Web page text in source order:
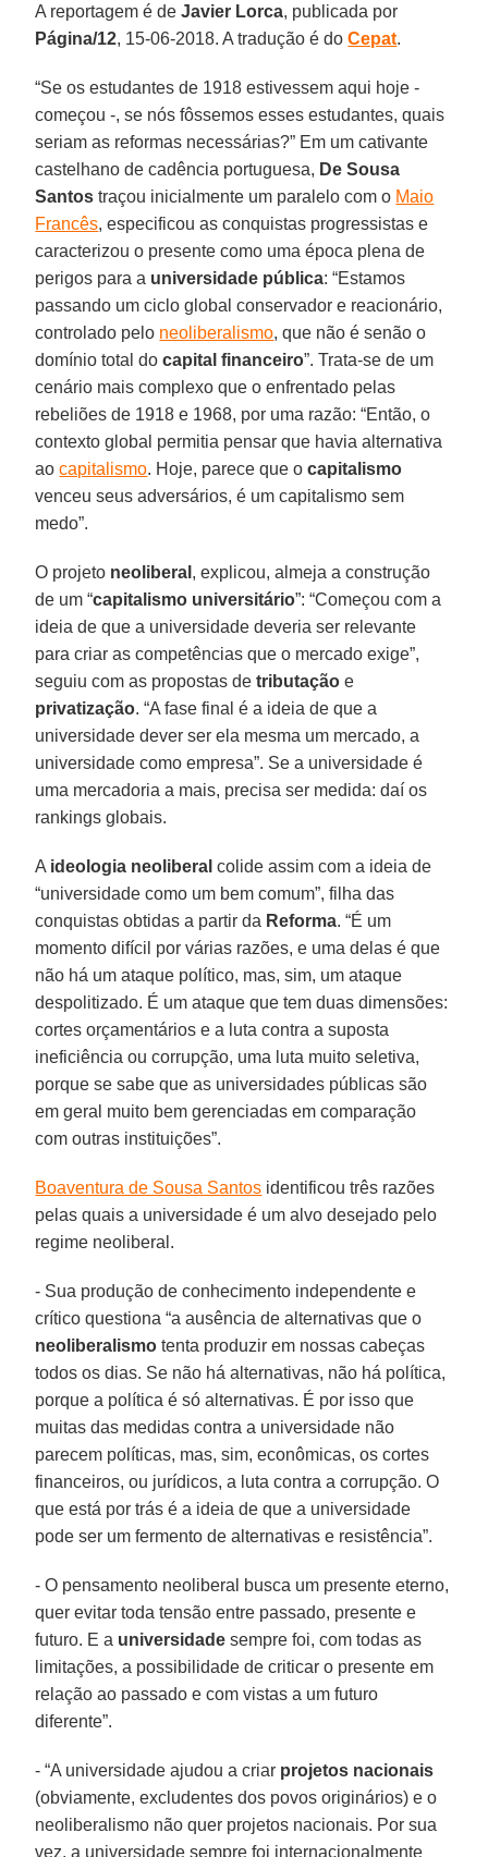
A reportagem é deJavier Lorca, publicada por
Página/12, 15-06-2018. A tradução é doCepat.
“Se os estudantes de 1918 estivessem aqui hoje -
começou -, se nós fôssemos esses estudantes, quais
seriam as reformas necessárias?” Em um cativante
castelhano de cadência portuguesa, De Sousa
Santos traçou inicialmente um paralelo com o Maio
Francês, especificou as conquistas progressistas e
caracterizou o presente como uma época plena de
perigos para a universidade pública: “Estamos
passando um ciclo global conservador e reacionário,
controlado pelo neoliberalismo, que não é senão o
domínio total docapital financeiro”. Trata-se de um
cenário mais complexo que o enfrentado pelas
rebeliões de 1918 e 1968, por uma razão: “Então, o
contexto global permitia pensar que havia alternativa
aocapitalismo. Hoje, parece que ocapitalismo
venceu seus adversários, é um capitalismo sem
medo”.
O projeto neoliberal , explicou, almeja a construção
de um “capitalismo universitário”: “Começou com a
ideia de que a universidade deveria ser relevante
para criar as competências que o mercado exige”,
seguiu com as propostas detributaçãoe
privatização. “A fase final é a ideia de que a
universidade dever ser ela mesma um mercado, a
universidade como empresa”. Se a universidade é
uma mercadoria a mais, precisa ser medida: daí os
rankings globais.
A ideologia neoliberal colide assim com a ideia de
“universidade como um bem comum”, filha das
conquistas obtidas a partir da Reforma. “É um
momento difícil por várias razões, e uma delas é que
não há um ataque político, mas, sim, um ataque
despolitizado. É um ataque que tem duas dimensões:
cortes orçamentários e a luta contra a suposta
ineficiência ou corrupção, uma luta muito seletiva,
porque se sabe que as universidades públicas são
em geral muito bem gerenciadas em comparação
com outras instituições”.
Boaventura de Sousa Santos identificou três razões
pelas quais a universidade é um alvo desejado pelo
regime neoliberal.
- Sua produção de conhecimento independente e
crítico questiona “a ausência de alternativas que o
neoliberalismo tenta produzir em nossas cabeças
todos os dias. Se não há alternativas, não há política,
porque a política é só alternativas. É por isso que
muitas das medidas contra a universidade não
parecem políticas, mas, sim, econômicas, os cortes
financeiros, ou jurídicos, a luta contra a corrupção. O
que está por trás é a ideia de que a universidade
pode ser um fermento de alternativas e resistência”.
- O pensamento neoliberal busca um presente eterno,
quer evitar toda tensão entre passado, presente e
futuro. E a universidade sempre foi, com todas as
limitações, a possibilidade de criticar o presente em
relação ao passado e com vistas a um futuro
diferente”.
- “A universidade ajudou a criar projetos nacionais
(obviamente, excludentes dos povos originários) e o
neoliberalismo não quer projetos nacionais. Por sua
vez, a universidade sempre foi internacionalmente